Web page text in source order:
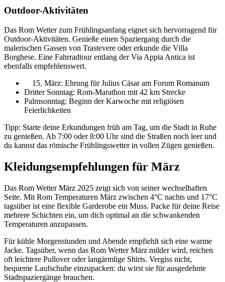
Outdoor-Aktivitäten
Das Rom Wetter zum Frühlingsanfang eignet sich hervorragend für
Outdoor-Aktivitäten. Genieße einen Spaziergang durch die
malerischen Gassen von Trastevere oder erkunde die Villa
Borghese. Eine Fahrradtour entlang der Via Appia Antica ist
ebenfalls empfehlenswert.
März: Ehrung für Julius Cäsar am Forum Romanum
Dritter Sonntag: Rom-Marathon mit 42 km Strecke
Palmsonntag: Beginn der Karwoche mit religiösen
Feierlichkeiten
Tipp: Starte deine Erkundungen früh am Tag, um die Stadt in Ruhe
zu genießen. Ab 7:00 oder 8:00 Uhr sind die Straßen noch leer und
du kannst das römische Frühlingswetter in vollen Zügen genießen.
Kleidungsempfehlungen für März
Das Rom Wetter März 2025 zeigt sich von seiner wechselhaften
Seite. Mit Rom Temperaturen März zwischen 4°C nachts und 17°C
tagsüber ist eine flexible Garderobe ein Muss. Packe für deine Reise
mehrere Schichten ein, um dich optimal an die schwankenden
Temperaturen anzupassen.
Für kühle Morgenstunden und Abende empfiehlt sich eine warme
Jacke. Tagsüber, wenn das Rom Wetter März milder wird, reichen
oft leichtere Pullover oder langärmlige Shirts. Vergiss nicht,
bequeme Laufschuhe einzupacken: du wirst sie für ausgedehnte
Stadtspaziergänge brauchen.